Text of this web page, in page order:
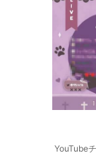
YouTube